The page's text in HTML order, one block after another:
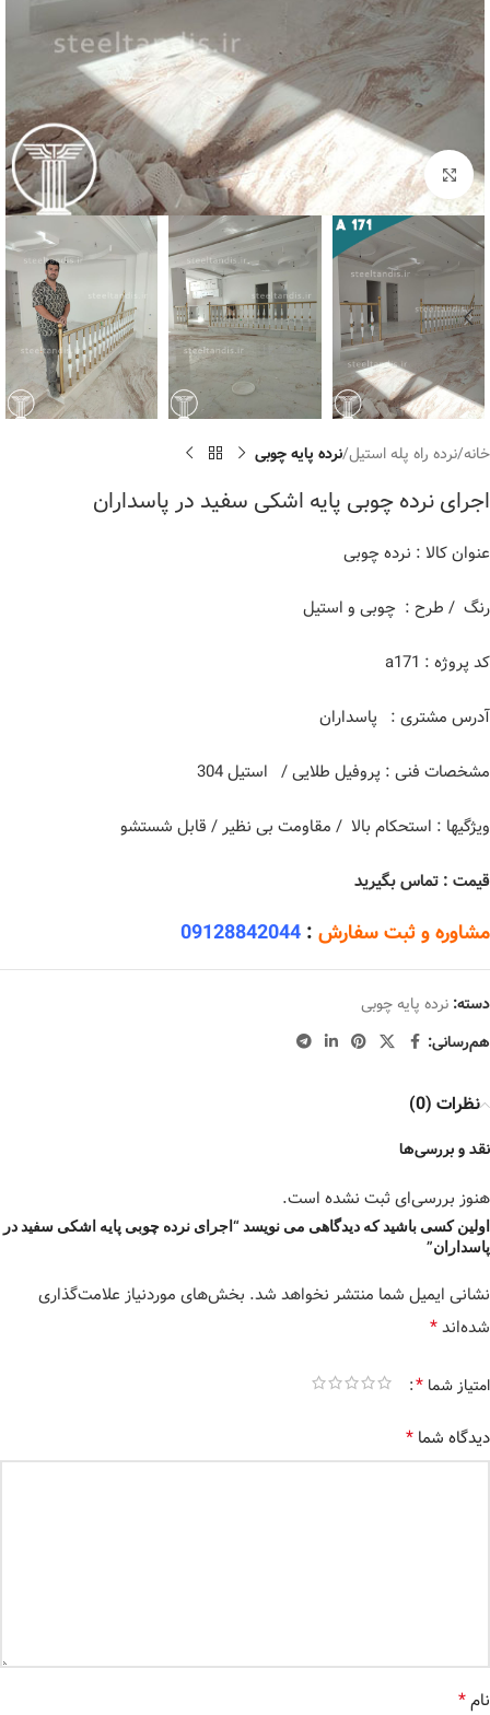
برای بزرگنمایی کلیک کنید
خانه نرده راه پله استیل نرده پایه چوبی
اجرای نرده چوبی پایه اشکی سفید در پاسداران
عنوان کالا : نرده چوبی
رنگ / طرح : چوبی و استیل
کد پروژه : a171
آدرس مشتری : پاسداران
مشخصات فنی : پروفیل طلایی / استیل 304
ویژگیها : استحکام بالا / مقاومت بی نظیر / قابل شستشو
قیمت : تماس بگیرید
مشاوره و ثبت سفارش :
09128842044
دسته: نرده پایه چوبی
هم‌رسانی:
نظرات (0)
نقد و بررسی‌ها
هنوز بررسی‌ای ثبت نشده است.
اولین کسی باشید که دیدگاهی می نویسد “اجرای نرده چوبی پایه اشکی سفید در
پاسداران”
نشانی ایمیل شما منتشر نخواهد شد. بخش‌های موردنیاز علامت‌گذاری
شده‌اند*
امتیاز شما *
دیدگاه شما *
نام*